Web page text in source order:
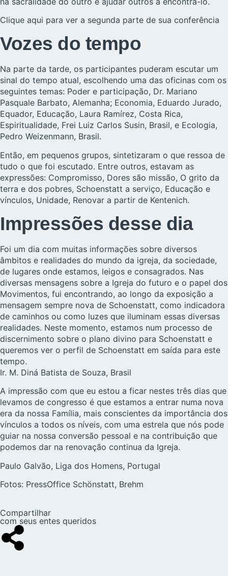
Clique aqui para ver a segunda parte de sua conferência
Vozes do tempo
Na parte da tarde, os participantes puderam escutar um
sinal do tempo atual, escolhendo uma das oficinas com os
seguintes temas: Poder e participação, Dr. Mariano
Pasquale Barbato, Alemanha; Economia, Eduardo Jurado,
Equador, Educação, Laura Ramírez, Costa Rica,
Espiritualidade, Frei Luiz Carlos Susin, Brasil, e Ecologia,
Pedro Weizenmann, Brasil.
Então, em pequenos grupos, sintetizaram o que ressoa de
tudo o que foi escutado. Entre outros, estavam as
expressões: Compromisso, Dores são missão, O grito da
terra e dos pobres, Schoenstatt a serviço, Educação e
vínculos, Unidade, Renovar a partir de Kentenich.
Impressões desse dia
Foi um dia com muitas informações sobre diversos
âmbitos e realidades do mundo da igreja, da sociedade,
de lugares onde estamos, leigos e consagrados. Nas
diversas mensagens sobre a Igreja do futuro e o papel dos
Movimentos, fui encontrando, ao longo da exposição a
mensagem sempre nova de Schoenstatt, como indicadora
de caminhos ou como luzes que iluminam essas diversas
realidades. Neste momento, estamos num processo de
discernimento sobre o plano divino para Schoenstatt e
queremos ver o perfil de Schoenstatt em saída para este
tempo.
Ir. M. Diná Batista de Souza, Brasil
A impressão com que eu estou a ficar nestes três dias que
levamos de congresso é que estamos a entrar numa nova
era da nossa Família, mais conscientes da importância dos
vínculos a todos os níveis, com uma estrela que nós pode
guiar na nossa conversão pessoal e na contribuição que
podemos dar na renovação continua da Igreja.
Paulo Galvão, Liga dos Homens, Portugal
Fotos: PressOffice Schönstatt, Brehm
Compartilhar
com seus entes queridos